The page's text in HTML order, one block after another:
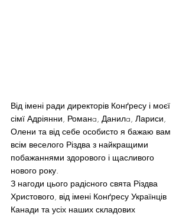
Від імені ради директорів Конґресу і моєї
сімї Адріянни, Романa, Данилa, Лариси,
Олени та від себе особисто я бажаю вам
всім веселого Різдва з найкращими
побажаннями здорового і щасливого
нового року.
З нагоди цього радісного свята Різдва
Христового, від імені Конґресу Українців
Канади та усіх наших складових